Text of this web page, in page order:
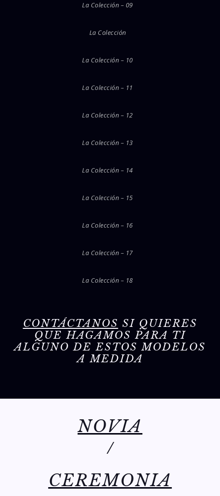
La Colección – 09
La Colección
La Colección – 10
La Colección – 11
La Colección – 12
La Colección – 13
La Colección – 14
La Colección – 15
La Colección – 16
La Colección – 17
La Colección – 18
CONTÁCTANOS SI QUIERES
QUE HAGAMOS PARA TI
ALGUNO DE ESTOS MODELOS
A MEDIDA
NOVIA
/
CEREMONIA